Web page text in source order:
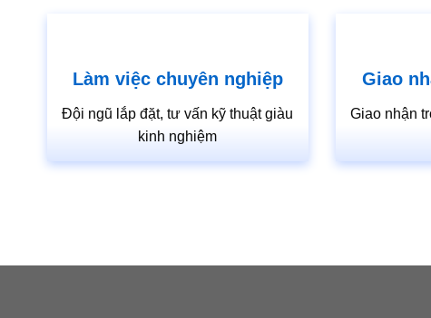
Làm việc chuyên nghiệp
Đội ngũ lắp đặt, tư vấn kỹ thuật giàu
kinh nghiệm
Giao
Giao nhận